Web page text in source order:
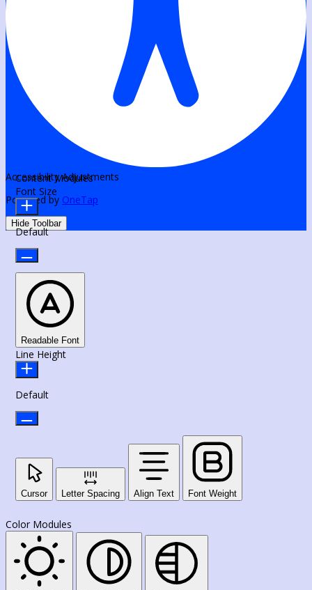
Accessibility Adjustments
Powered by OneTap
Hide Toolbar
Content Modules
Font Size
Default
Readable Font
Line Height
Default
Cursor Letter Spacing Align Text Font Weight
Color Modules